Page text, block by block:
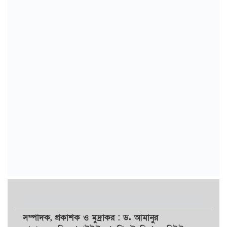
সম্পাদক, প্রকাশকওমুদ্রাকর: ড. আমানুর